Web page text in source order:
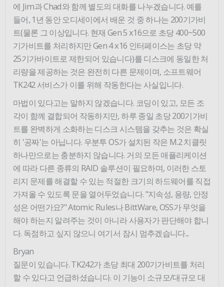
에 Jim과 Chad와 함께 별도의 대화를 나누겠습니다. 예를
들어, 1년 동안 오디세이에서 배운 것 중 하나는 200기가비
트(물론 그 이상입니다. 현재 Gen 5 x16으로 초당 400~500
기가비트를 처리하지만 Gen 4 x16 인터페이스는 초당 약
25기가바이트로 제한되어 있습니다)를 디스크에 동일한 처
리량을 제공하는 것은 완전히 다른 문제이며, 소프트웨어
TK242 서비스가 이를 위해 작동한다는 사실입니다.
마법이 있다고는 말하지 않겠습니다. 코딩이 있고, 모든 조
각이 함께 결합되어 작동하지만, 하루 종일 초당 200기가비
트를 완벽하게 소화하는 디스크 시스템을 갖추는 것은 확실
히 '공짜'는 아닙니다. 우분투 OS가 설치된 작은 M.2 치클릿
하나만으로는 충분하지 않습니다. 거의 모든 애플리케이션
에 따라 다른 종류의 RAID 솔루션이 필요하며, 이러한 스토
리지 문제를 해결할 수 있는 적절한 크기의 하드웨어를 직접
가져올 수 있도록 문을 열어두었습니다. "지속성, 용량, 안정
성은 어떤가요?" Atomic Rules나 BittWare, OSS가 무엇을
해야 하는지 알려주는 것이 아니라 사용자가 판단해야 합니
다. 독점하고 싶지 않으니 여기서 잠시 멈추겠습니다...
Bryan
질문이 있습니다. TK242가 초당 최대 200기가비트를 처리
할 수 있다고 언급하셨습니다. 이 기능이 소규모/대규모 대